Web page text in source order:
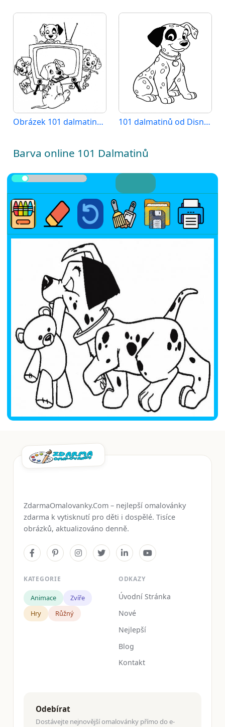
Obrázek 101 dalmatinů k vytištění 101 dalmatinů od Disney
Barva online 101 Dalmatinů
ZdarmaOmalovanky.Com – nejlepší omalovánky
zdarma k vytisknutí pro děti i dospělé. Tisíce
obrázků, aktualizováno denně.
KATEGORIE
Animace
Zvíře
Hry
Růžný
ODKAZY
Úvodní Stránka
Nové
Nejlepší
Blog
Kontakt
Odebírat
Dostávejte nejnovější omalovánky přímo do e-